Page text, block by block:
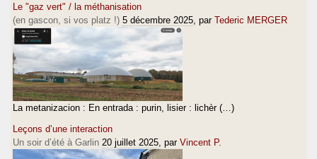
Le "gaz vert" / la méthanisation
(en gascon, si vos platz !) 5 décembre 2025 , par Tederic MERGER
La metanizacion : En entrada : purin, lisier : lichèr (…)
Leçons d’une interaction
Un soir d’été à Garlin 20 juillet 2025 , par Vincent P.